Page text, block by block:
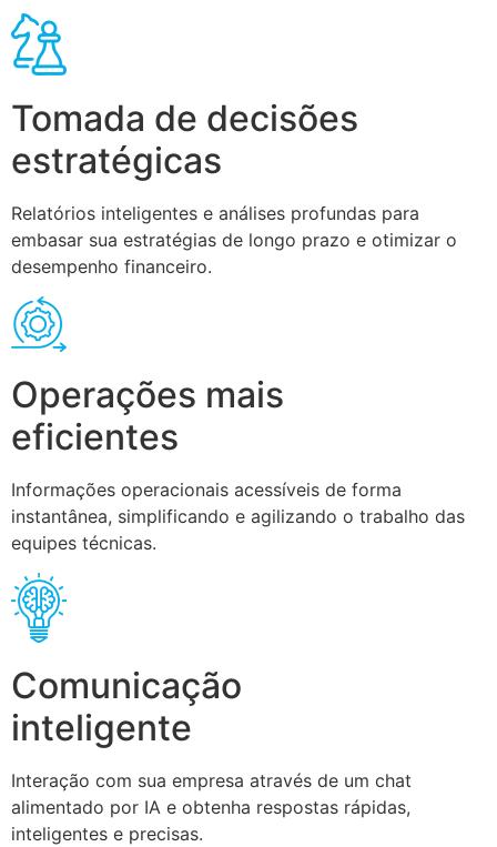
Tomada de decisões
estratégicas
Relatórios inteligentes e análises profundas para
embasar sua estratégias de longo prazo e otimizar o
desempenho financeiro.
Operações mais
eficientes
Informações operacionais acessíveis de forma
instantânea, simplificando e agilizando o trabalho das
equipes técnicas.
Comunicação
inteligente
Interação com sua empresa através de um chat
alimentado por IA e obtenha respostas rápidas,
inteligentes e precisas.